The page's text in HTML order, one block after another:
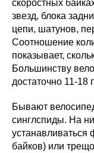
скоростных
звезд, блока
цепи, шатунов,
Соотношение
показывает,
Большинству
достаточно 11-18
Бывают
синглспиды. На
устанавливаться
байков) или